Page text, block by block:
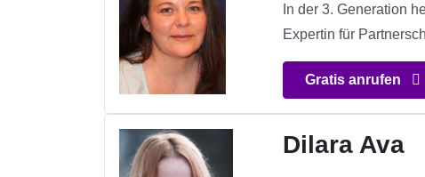
In der 3. Generation
Expertin für
Gratis anrufen
Dilara Ava